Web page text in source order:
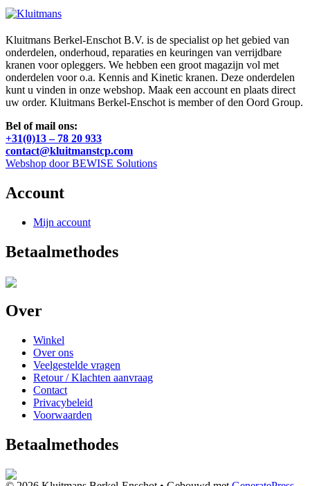
Kluitmans Berkel-Enschot B.V. is de specialist op het gebied van
onderdelen, onderhoud, reparaties en keuringen van verrijdbare
kranen voor opleggers. We hebben een groot magazijn vol met
onderdelen voor o.a. Kennis and Kinetic kranen. Deze onderdelen
kunt u vinden in onze webshop. Maak een account en plaats direct
uw order. Kluitmans Berkel-Enschot is member of den Oord Group.
Bel of mail ons:
+31(0)13 – 78 20 933
contact@kluitmanstcp.com
Webshop door BEWISE Solutions
Account
Mijn account
Betaalmethodes
Over
Winkel
Over ons
Veelgestelde vragen
Retour / Klachten aanvraag
Contact
Privacybeleid
Voorwaarden
Betaalmethodes